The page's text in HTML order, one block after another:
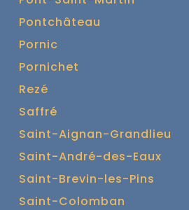
Pontchâteau
Pornic
Pornichet
Rezé
Saffré
Saint-Aignan-Grandlieu
Saint-André-des-Eaux
Saint-Brevin-les-Pins
Saint-Colomban